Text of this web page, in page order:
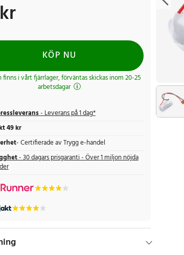
KÖP NU
finns i vårt fjärrlager, förväntas skickas inom 20-25
arbetsdagar
- Leverans på 1 dag*
49 kr
- Certifierade av Trygg e-handel
- 30 dagars prisgaranti - Över 1 miljon nöjda